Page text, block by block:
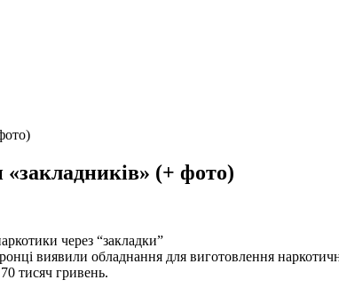
(+ фото)
через “закладки”
виявили обладнання для виготовлення
тисяч гривень.